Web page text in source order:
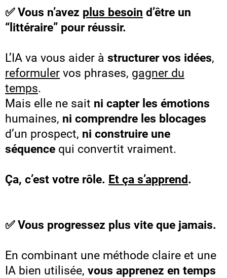
✅ Vous n’avez plus besoin d’être un
“littéraire” pour réussir.
L’IA va vous aider à structurer vos idées,
reformuler vos phrases, gagner du
temps.
Mais elle ne sait ni capter les émotions
humaines, ni comprendre les blocages
d’un prospect, ni construire une
séquence qui convertit vraiment.
Ça, c’est votre rôle. Et ça s’apprend.
✅ Vous progressez plus vite que jamais.
En combinant une méthode claire et une
IA bien utilisée, vous apprenez en temps